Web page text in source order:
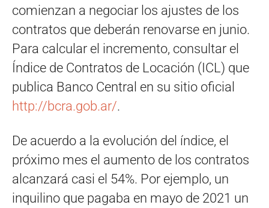
comienzan a negociar los ajustes de los
contratos que deberán renovarse en junio.
Para calcular el incremento, consultar el
Índice de Contratos de Locación (ICL) que
publica Banco Central en su sitio oficial
http://bcra.gob.ar/.
De acuerdo a la evolución del índice, el
próximo mes el aumento de los contratos
alcanzará casi el 54%. Por ejemplo, un
inquilino que pagaba en mayo de 2021 un